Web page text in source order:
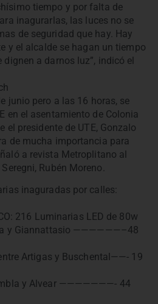
tiempo y por falta de
inagurarlas, las luces no se
de seguridad que hay. Hay
y el alcalde se hagan un tiempo
a darnos luz”, indicó el
junio pero a las 16 horas, se
en el asentamiento de Colonia
el presidente de UTE, Gonzalo
de mucha importancia para
a revista Metroplitano al
Rubén Moreno.
inaguradas por calles:
216 Luminarias LED de 80w
y Giannattasio ——————–48
Artigas y Buschental——- 19
y Alvear ———————- 44